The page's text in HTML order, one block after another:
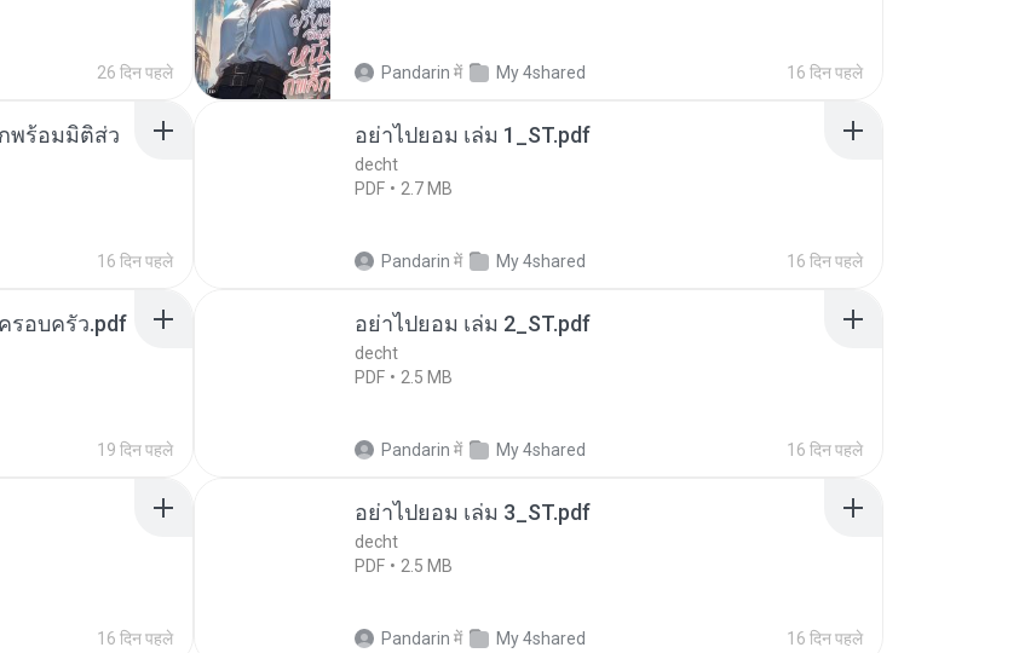
26 दिन पहले Pandarin में My 4shared 16 दिन पहले
พร้อมมิติส่ว
16 दिन पहले
อย่าไปยอม เล่ม 1_ST.pdf
decht
PDF
2.7 MB
Pandarin में My 4shared 16 दिन पहले
รอบครัว.pdf
19 दिन पहले
อย่าไปยอม เล่ม 2_ST.pdf
decht
PDF
2.5 MB
Pandarin में My 4shared 16 दिन पहले
16 दिन पहले
อย่าไปยอม เล่ม 3_ST.pdf
decht
PDF
2.5 MB
Pandarin में My 4shared 16 दिन पहले